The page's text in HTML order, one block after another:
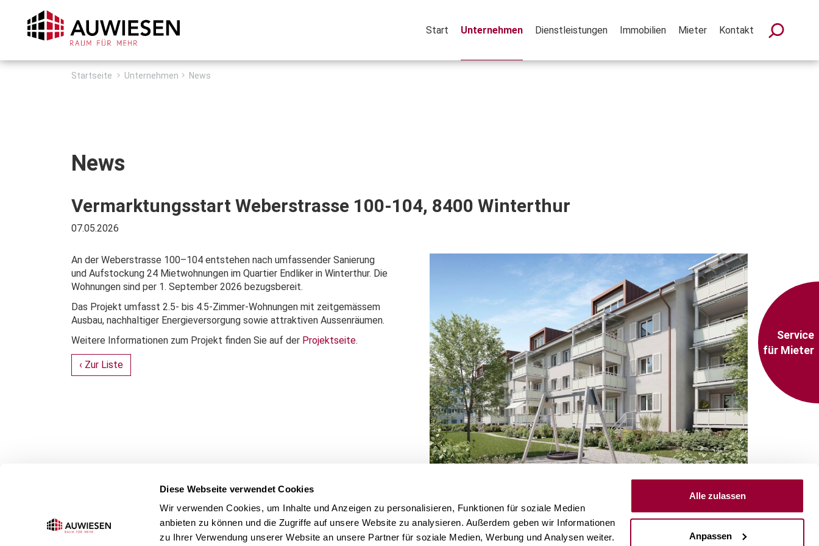
Diese Webseite verwendet Cookies
Wir verwenden Cookies, um Inhalte und Anzeigen zu personalisieren, Funktionen für soziale Medien
anbieten zu können und die Zugriffe auf unsere Website zu analysieren. Außerdem geben wir Informationen
zu Ihrer Verwendung unserer Website an unsere Partner für soziale Medien, Werbung und Analysen weiter.
Alle zulassen
Anpassen
Service
für Mieter
Start Unternehmen Dienstleistungen Immobilien Mieter Kontakt
Startseite Unternehmen News
News
Vermarktungsstart Weberstrasse 100-104, 8400 Winterthur
07.05.2026
An der Weberstrasse 100–104 entstehen nach umfassender Sanierung
und Aufstockung 24 Mietwohnungen im Quartier Endliker in Winterthur. Die
Wohnungen sind per 1. September 2026 bezugsbereit.
Das Projekt umfasst 2.5- bis 4.5-Zimmer-Wohnungen mit zeitgemässem
Ausbau, nachhaltiger Energieversorgung sowie attraktiven Aussenräumen.
Weitere Informationen zum Projekt finden Sie auf der Projektseite.
‹ Zur Liste